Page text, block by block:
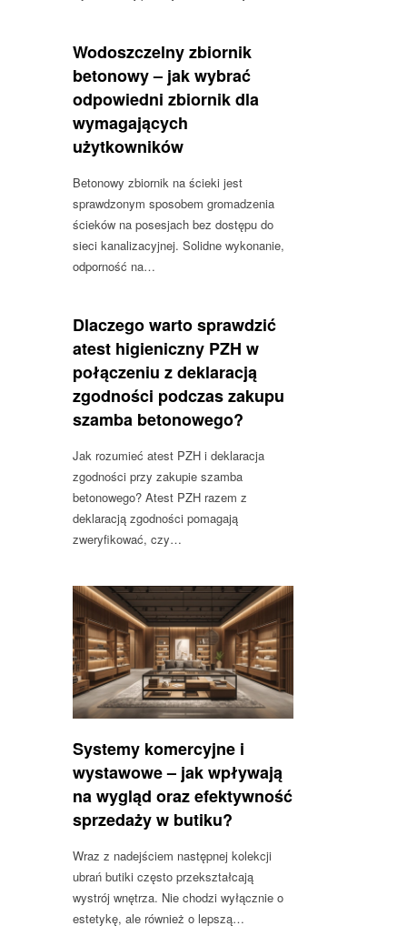
Wodoszczelny zbiornik
betonowy – jak wybrać
odpowiedni zbiornik dla
wymagających
użytkowników
Betonowy zbiornik na ścieki jest
sprawdzonym sposobem gromadzenia
ścieków na posesjach bez dostępu do
sieci kanalizacyjnej. Solidne wykonanie,
odporność na…
Dlaczego warto sprawdzić
atest higieniczny PZH w
połączeniu z deklaracją
zgodności podczas zakupu
szamba betonowego?
Jak rozumieć atest PZH i deklaracja
zgodności przy zakupie szamba
betonowego? Atest PZH razem z
deklaracją zgodności pomagają
zweryfikować, czy…
Systemy komercyjne i
wystawowe – jak wpływają
na wygląd oraz efektywność
sprzedaży w butiku?
Wraz z nadejściem następnej kolekcji
ubrań butiki często przekształcają
wystrój wnętrza. Nie chodzi wyłącznie o
estetykę, ale również o lepszą…